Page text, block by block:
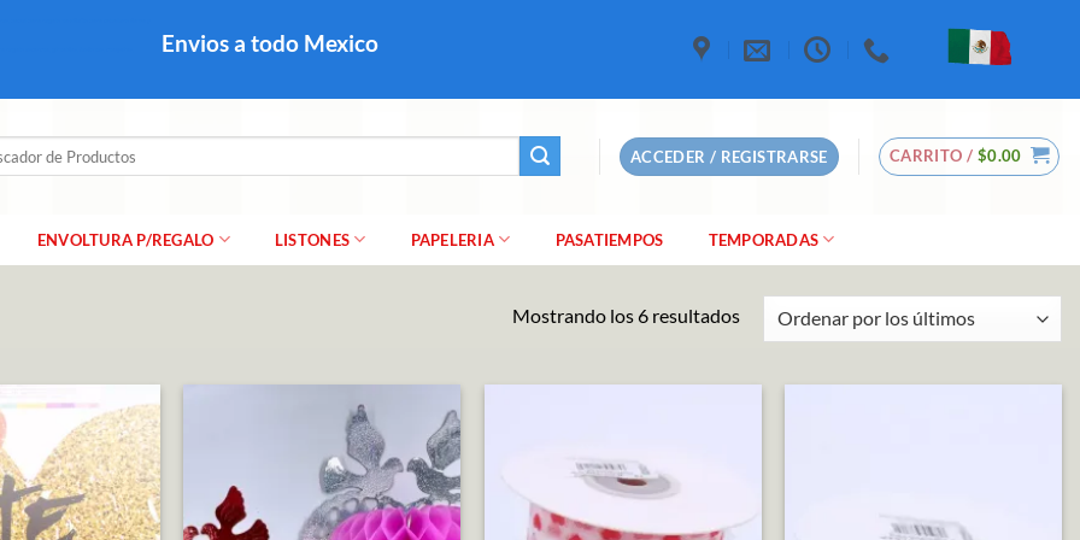
Envios a todo Mexico
ACCEDER / REGISTRARSE CARRITO / $0.00
ENVOLTURA P/REGALO LISTONES PAPELERIA PASATIEMPOS TEMPORADAS
Mostrando los 6 resultadosOrdenado
por